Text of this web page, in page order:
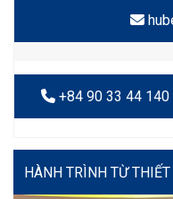
+84 90 33 44 140